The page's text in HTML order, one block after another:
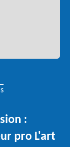
:
pro L'art